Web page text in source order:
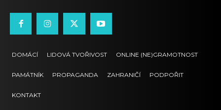
DOMÁCÍ LIDOVÁ TVOŘIVOST ONLINE (NE)GRAMOTNOST
PAMÁTNÍK PROPAGANDA ZAHRANIČÍ PODPOŘIT
KONTAKT